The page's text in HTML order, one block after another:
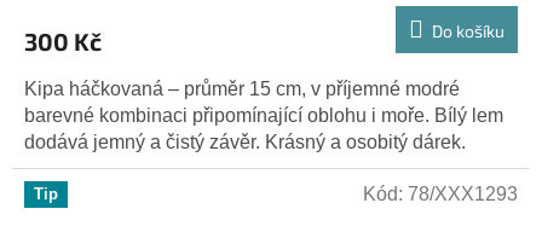
300 Kč Do košíku
Kipa háčkovaná – průměr 15 cm, v příjemné modré
barevné kombinaci připomínající oblohu i moře. Bílý lem
dodává jemný a čistý závěr. Krásný a osobitý dárek.
Tip Kód: 78/XXX1293